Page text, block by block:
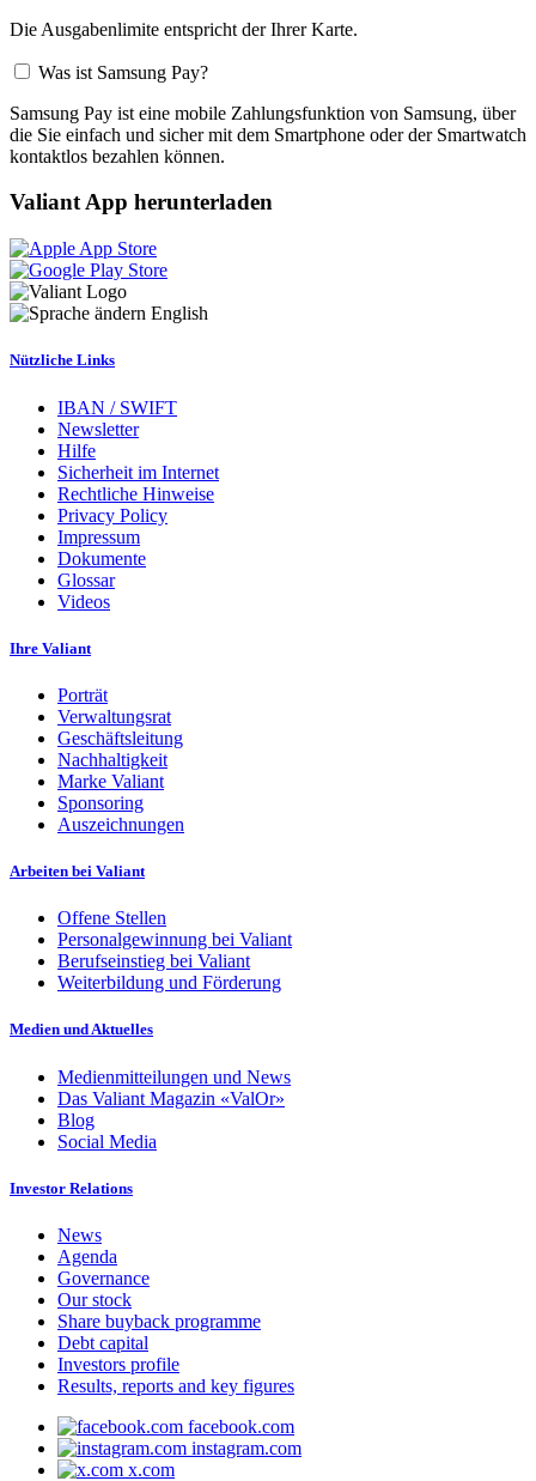
Die Ausgabenlimite entspricht der Ihrer Karte.
Was ist Samsung Pay?
Samsung Pay ist eine mobile Zahlungsfunktion von Samsung, über
die Sie einfach und sicher mit dem Smartphone oder der Smartwatch
kontaktlos bezahlen können.
Valiant App herunterladen
English
Nützliche Links
IBAN / SWIFT
Newsletter
Hilfe
Sicherheit im Internet
Rechtliche Hinweise
Privacy Policy
Impressum
Dokumente
Glossar
Videos
Ihre Valiant
Porträt
Verwaltungsrat
Geschäftsleitung
Nachhaltigkeit
Marke Valiant
Sponsoring
Auszeichnungen
Arbeiten bei Valiant
Offene Stellen
Personalgewinnung bei Valiant
Berufseinstieg bei Valiant
Weiterbildung und Förderung
Medien und Aktuelles
Medienmitteilungen und News
Das Valiant Magazin «ValOr»
Blog
Social Media
Investor Relations
News
Agenda
Governance
Our stock
Share buyback programme
Debt capital
Investors profile
Results, reports and key figures
facebook.com
instagram.com
x.com